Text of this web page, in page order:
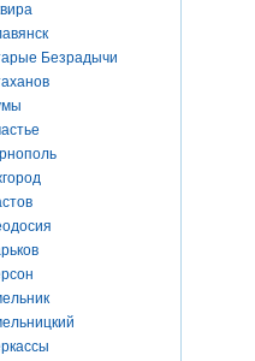
Безрадычи